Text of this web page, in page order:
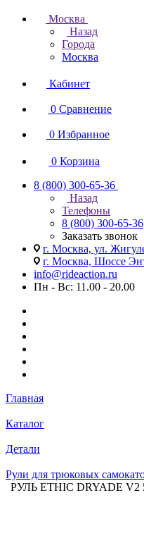
Москва
Назад
Города
Москва
Кабинет
0 Сравнение
0 Избранное
0 Корзина
8 (800) 300-65-36
Назад
Телефоны
8 (800) 300-65-36
Заказать звонок
г. Москва, ул.
г. Москва, Шоссе
info@rideaction.ru
Пн - Вс: 11.00 - 20.00
Главная
Каталог
Детали
Рули для трюковых
РУЛЬ ETHIC DRYADE V2